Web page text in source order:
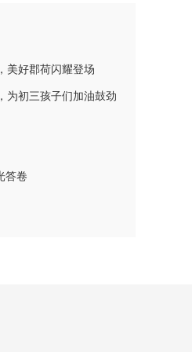
美好郡荷闪耀登场
为初三孩子们加油鼓劲
答卷